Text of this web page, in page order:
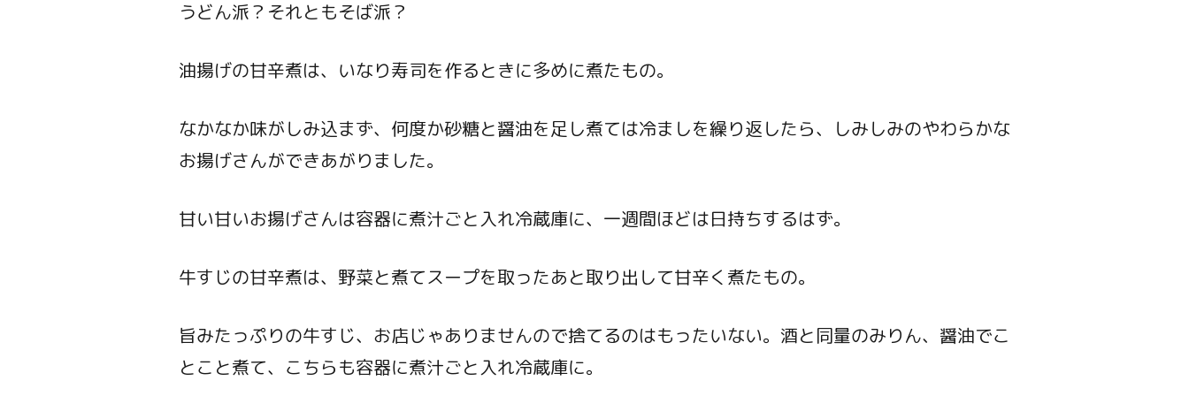
うどん派？それともそば派？
油揚げの甘辛煮は、いなり寿司を作るときに多めに煮たもの。
なかなか味がしみ込まず、何度か砂糖と醤油を足し煮ては冷ましを繰り返したら、しみしみのやわらかな
お揚げさんができあがりました。
甘い甘いお揚げさんは容器に煮汁ごと入れ冷蔵庫に、一週間ほどは日持ちするはず。
牛すじの甘辛煮は、野菜と煮てスープを取ったあと取り出して甘辛く煮たもの。
旨みたっぷりの牛すじ、お店じゃありませんので捨てるのはもったいない。酒と同量のみりん、醤油でこ
とこと煮て、こちらも容器に煮汁ごと入れ冷蔵庫に。